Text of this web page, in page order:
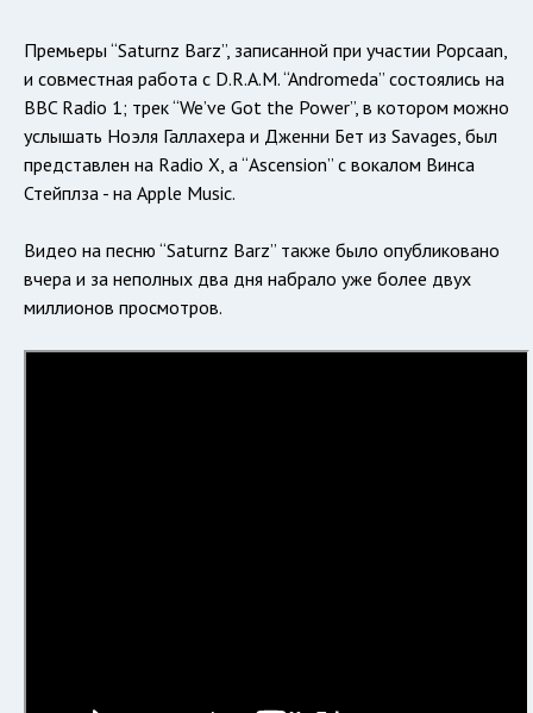
Премьеры “Saturnz Barz”, записанной при участии Popcaan,
и совместная работа с D.R.A.M. “Andromeda” состоялись на
BBC Radio 1; трек “We’ve Got the Power”, в котором можно
услышать Ноэля Галлахера и Дженни Бет из Savages, был
представлен на Radio X, а “Ascension” с вокалом Винса
Стейплза - на Apple Music.
Видео на песню “Saturnz Barz” также было опубликовано
вчера и за неполных два дня набрало уже более двух
миллионов просмотров.